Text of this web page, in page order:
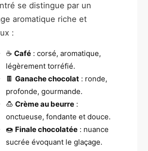
se distingue par un
aromatique riche et
:
☕Café : corsé, aromatique,
légèrement torréfié.
🍫Ganache chocolat : ronde,
profonde, gourmande.
🍮Crème au beurre :
onctueuse, fondante et douce.
🍩 Finale chocolatée : nuance
sucrée évoquant le glaçage.